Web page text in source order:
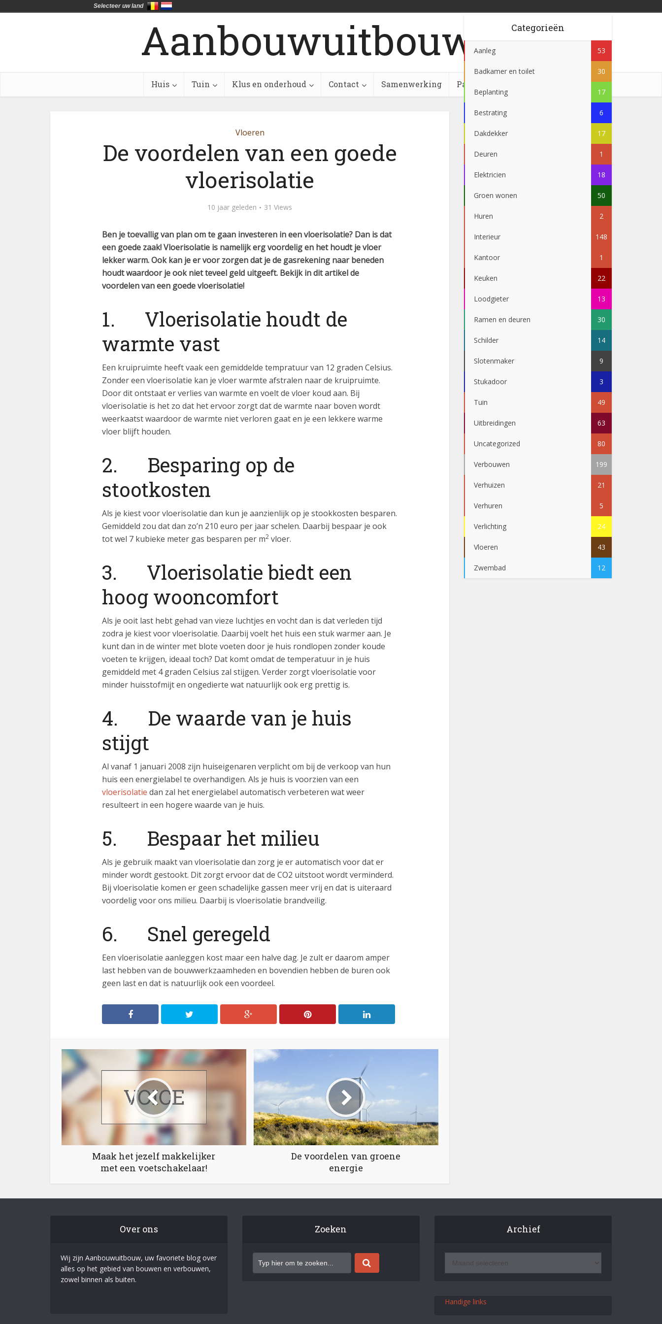
Aanbouwuitbouw.nl
Huis Tuin Klus en onderhoud Contact Samenwerking Partner
Vloeren
De voordelen van een goede
vloerisolatie
10 jaar geleden 31 Views
Ben je toevallig van plan om te gaan investeren in een vloerisolatie? Dan is dat
een goede zaak! Vloerisolatie is namelijk erg voordelig en het houdt je vloer
lekker warm. Ook kan je er voor zorgen dat je de gasrekening naar beneden
houdt waardoor je ook niet teveel geld uitgeeft. Bekijk in dit artikel de
voordelen van een goede vloerisolatie!
1. Vloerisolatie houdt de
warmte vast
Een kruipruimte heeft vaak een gemiddelde tempratuur van 12 graden Celsius.
Zonder een vloerisolatie kan je vloer warmte afstralen naar de kruipruimte.
Door dit ontstaat er verlies van warmte en voelt de vloer koud aan. Bij
vloerisolatie is het zo dat het ervoor zorgt dat de warmte naar boven wordt
weerkaatst waardoor de warmte niet verloren gaat en je een lekkere warme
vloer blijft houden.
2. Besparing op de
stootkosten
Als je kiest voor vloerisolatie dan kun je aanzienlijk op je stookkosten besparen.
Gemiddeld zou dat dan zo’n 210 euro per jaar schelen. Daarbij bespaar je ook
tot wel 7 kubieke meter gas besparen per m2 vloer.
3. Vloerisolatie biedt een
hoog wooncomfort
Als je ooit last hebt gehad van vieze luchtjes en vocht dan is dat verleden tijd
zodra je kiest voor vloerisolatie. Daarbij voelt het huis een stuk warmer aan. Je
kunt dan in de winter met blote voeten door je huis rondlopen zonder koude
voeten te krijgen, ideaal toch? Dat komt omdat de temperatuur in je huis
gemiddeld met 4 graden Celsius zal stijgen. Verder zorgt vloerisolatie voor
minder huisstofmijt en ongedierte wat natuurlijk ook erg prettig is.
4. De waarde van je huis
stijgt
Al vanaf 1 januari 2008 zijn huiseigenaren verplicht om bij de verkoop van hun
huis een energielabel te overhandigen. Als je huis is voorzien van een
vloerisolatie dan zal het energielabel automatisch verbeteren wat weer
resulteert in een hogere waarde van je huis.
5. Bespaar het milieu
Als je gebruik maakt van vloerisolatie dan zorg je er automatisch voor dat er
minder wordt gestookt. Dit zorgt ervoor dat de CO2 uitstoot wordt verminderd.
Bij vloerisolatie komen er geen schadelijke gassen meer vrij en dat is uiteraard
voordelig voor ons milieu. Daarbij is vloerisolatie brandveilig.
6. Snel geregeld
Een vloerisolatie aanleggen kost maar een halve dag. Je zult er daarom amper
last hebben van de bouwwerkzaamheden en bovendien hebben de buren ook
geen last en dat is natuurlijk ook een voordeel.
Maak het jezelf makkelijker
met een voetschakelaar!
De voordelen van groene
energie
Categorieën
Aanleg 53
Badkamer en toilet 30
Beplanting 17
Bestrating 6
Dakdekker 17
Deuren 1
Elektricien 18
Groen wonen 50
Huren 2
Interieur 148
Kantoor 1
Keuken 22
Loodgieter 13
Ramen en deuren 30
Schilder 14
Slotenmaker 9
Stukadoor 3
Tuin 49
Uitbreidingen 63
Uncategorized 80
Verbouwen 199
Verhuizen 21
Verhuren 5
Verlichting 24
Vloeren 43
Zwembad 12
Over ons
Wij zijn Aanbouwuitbouw, uw favoriete blog over
alles op het gebied van bouwen en verbouwen,
zowel binnen als buiten.
Zoeken Archief
Handige links
Selecteer uw land